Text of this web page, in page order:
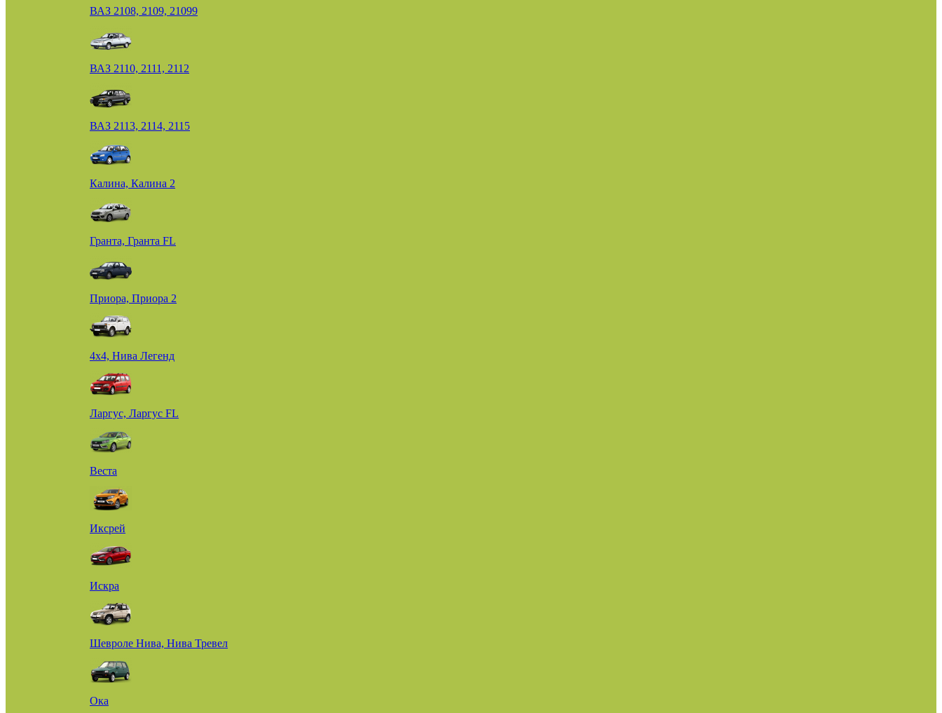
ВАЗ 2108, 2109, 21099
ВАЗ 2110, 2111, 2112
ВАЗ 2113, 2114, 2115
Калина, Калина 2
Гранта, Гранта FL
Приора, Приора 2
4х4, Нива Легенд
Ларгус, Ларгус FL
Веста
Иксрей
Искра
Шевроле Нива, Нива Тревел
Ока